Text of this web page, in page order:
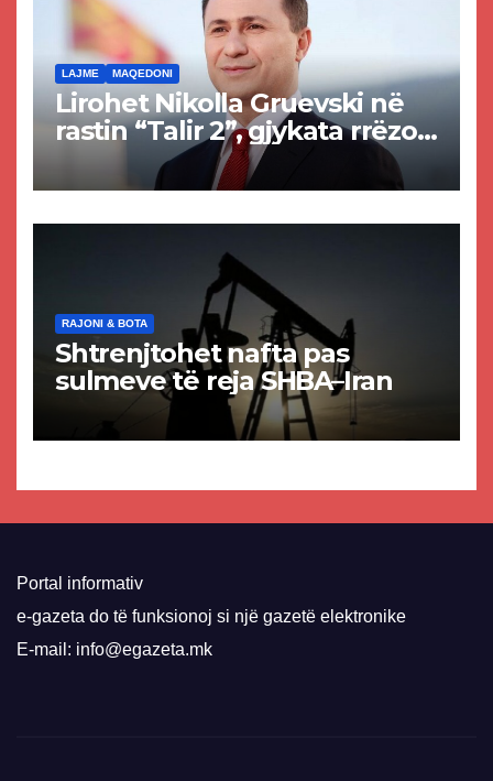
LAJME MAQEDONI
Lirohet Nikolla Gruevski në
rastin “Talir 2”, gjykata rrëzon
akuzat për ndërtimin e
paligjshëm të selisë së
RAJONI & BOTA
Shtrenjtohet nafta pas
sulmeve të reja SHBA–Iran
Portal informativ
e-gazeta do të funksionoj si një gazetë elektronike
E-mail: info@egazeta.mk